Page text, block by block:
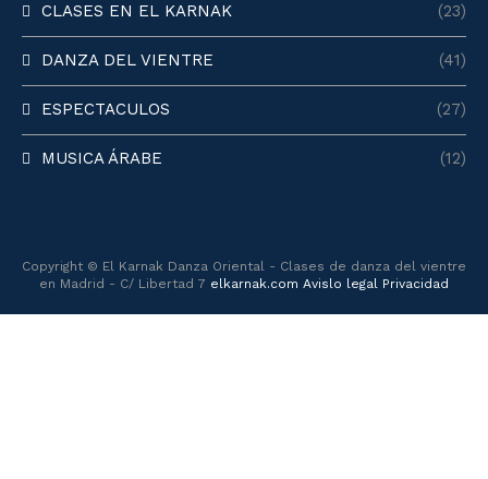
CLASES EN EL KARNAK (23)
DANZA DEL VIENTRE (41)
ESPECTACULOS (27)
MUSICA ÁRABE (12)
Copyright © El Karnak Danza Oriental - Clases de danza del vientre
en Madrid - C/ Libertad 7 elkarnak.com Avislo legal Privacidad